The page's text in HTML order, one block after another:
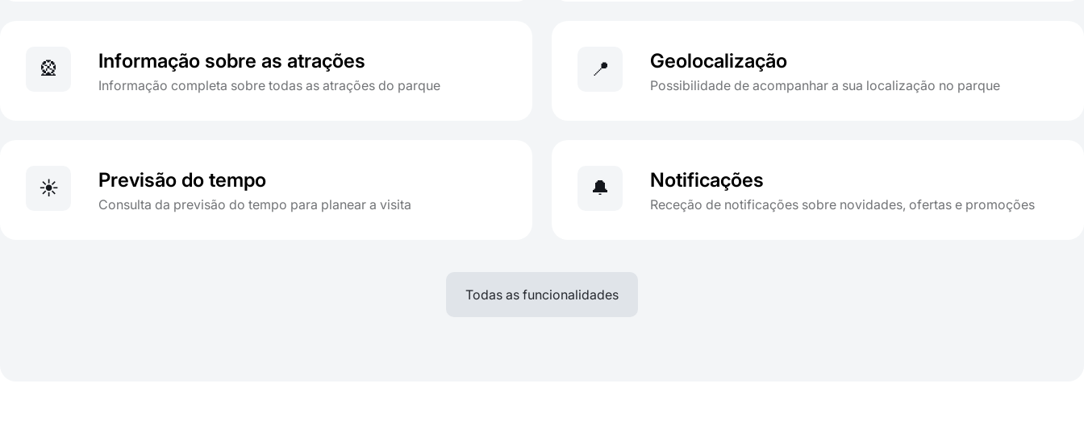
🎡 Informação sobre as atrações
Informação completa sobre todas as atrações do parque
📍 Geolocalização
Possibilidade de acompanhar a sua localização no parque
☀️ Previsão do tempo
Consulta da previsão do tempo para planear a visita
🔔 Notificações
Receção de notificações sobre novidades, ofertas e promoções
Todas as funcionalidades